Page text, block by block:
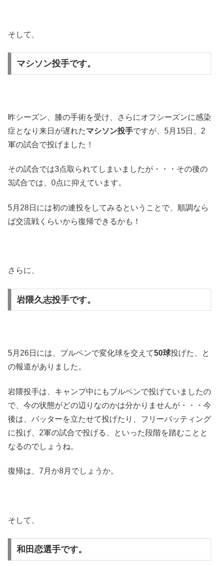
そして、
マシソン投手です。
昨シーズン、膝の手術を受け、さらにオフシーズンに感染
症となり来日が遅れたマシソン投手ですが、5月15日、2
軍の試合で投げました！
その試合では3点取られてしまいましたが・・・その後の
3試合では、0点に抑えています。
5月28日には初の連投をしてみるということで、順調なら
ば交流戦くらいから復帰できるかも！
さらに、
岩隈久志投手です。
5月26日には、ブルペンで変化球を交えて50球投げた、と
の報道がありました。
岩隈投手は、キャンプ中にもブルペンで投げていましたの
で、今の状態がどの辺りなのかは分かりませんが・・・今
後は、バッターを立たせて投げたり、フリーバッティング
に投げ、2軍の試合で投げる、といった段階を踏むことと
なるのでしょうね。
復帰は、7月か8月でしょうか。
そして、
和田恋選手です。